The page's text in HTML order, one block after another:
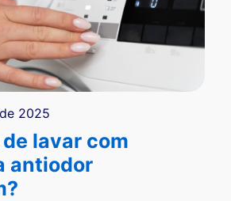
2025
lavar com
antiodor